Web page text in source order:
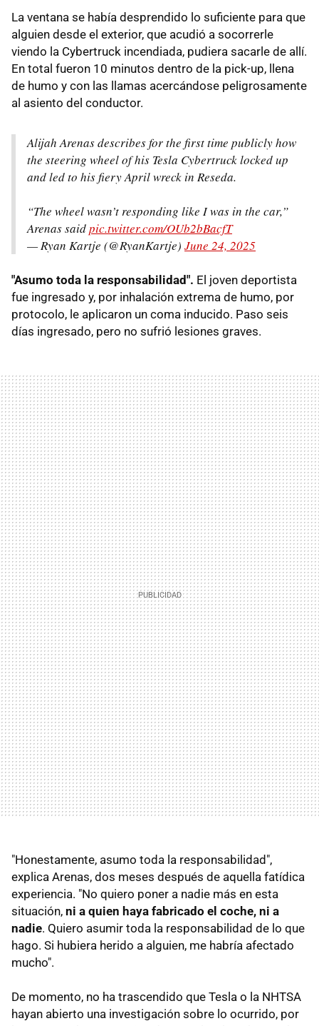
La ventana se había desprendido lo suficiente para que
alguien desde el exterior, que acudió a socorrerle
viendo la Cybertruck incendiada, pudiera sacarle de allí.
En total fueron 10 minutos dentro de la pick-up, llena
de humo y con las llamas acercándose peligrosamente
al asiento del conductor.
Alijah Arenas describes for the first time publicly how
the steering wheel of his Tesla Cybertruck locked up
and led to his fiery April wreck in Reseda.
“The wheel wasn’t responding like I was in the car,”
Arenas saidpic.twitter.com/OUb2bBacfT
— Ryan Kartje (@RyanKartje) June 24, 2025
"Asumo toda la responsabilidad". El joven deportista
fue ingresado y, por inhalación extrema de humo, por
protocolo, le aplicaron un coma inducido. Paso seis
días ingresado, pero no sufrió lesiones graves.
"Honestamente, asumo toda la responsabilidad",
explica Arenas, dos meses después de aquella fatídica
experiencia. "No quiero poner a nadie más en esta
situación, ni a quien haya fabricado el coche, ni a
nadie. Quiero asumir toda la responsabilidad de lo que
hago. Si hubiera herido a alguien, me habría afectado
mucho".
De momento, no ha trascendido que Tesla o la NHTSA
hayan abierto una investigación sobre lo ocurrido, por